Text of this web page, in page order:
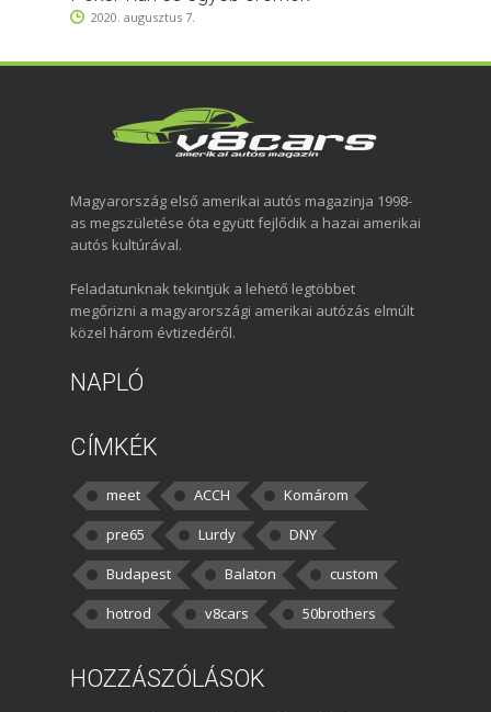
2020. augusztus 7.
Magyarország első amerikai autós magazinja 1998-
as megszületése óta együtt fejlődik a hazai amerikai
autós kultúrával.
Feladatunknak tekintjük a lehető legtöbbet
megőrizni a magyarországi amerikai autózás elmúlt
közel három évtizedéről.
NAPLÓ
CÍMKÉK
meet ACCH
Komárom
pre65
Lurdy
DNY
Budapest
Balaton
custom
hotrod
v8cars 50brothers
HOZZÁSZÓLÁSOK